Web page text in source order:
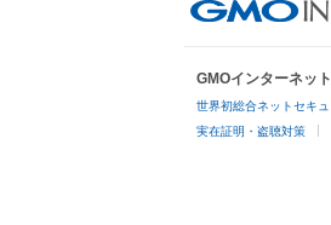
GMOインターネッ
世界初総合ネットセキ
実在証明・盗聴対策